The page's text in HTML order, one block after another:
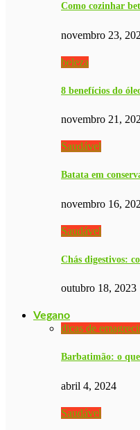
Como cozinhar
novembro 23,
beleza
8 benefícios do
novembro 21,
Saudável
Batata em
novembro 16,
Saudável
Chás digestivos:
outubro 18, 2023
Vegano
dicas de
Barbatimão: o
abril 4, 2024
Saudável